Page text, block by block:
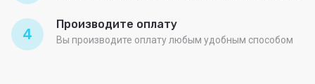
4
Производите оплату
Вы производите оплату любым удобным способом